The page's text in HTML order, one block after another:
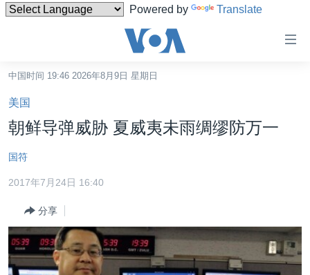
Powered by Translate
碍
链
接
跳
转
内
转
到
导
中国
台湾
港澳
国际
最新国际新闻
印太
分类新闻
经济·金融·贸易
美中关系
中国时间 19:46 2026年8月9日 星期日
美国
朝鲜导弹威胁 夏威夷未雨绸缪防万一
国符
2017年7月24日 16:40
分享